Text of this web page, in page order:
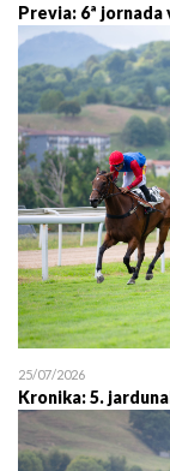
Previa: 6ª
25/07/2026
Kronika: 5.